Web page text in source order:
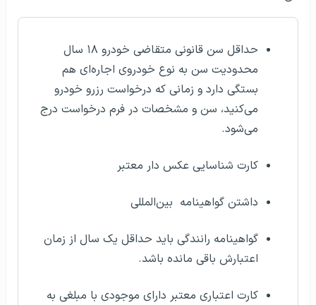
حداقل سن قانونی متقاضی خودرو ۱۸ سال
محدودیت سن به نوع خودروی اجاره‌ای هم
بستگی دارد و زمانی که درخواست رزرو خودرو
می‌کنید، سن و مشخصات در فرم درخواست درج
می‌شود.
کارت شناسایی عکس دار معتبر
داشتن گواهینامه بین‌المللی
گواهینامه رانندگی باید حداقل یک سال از زمان
اعتبارش باقی مانده باشد.
کارت اعتباری معتبر دارای موجودی با مبلغی به